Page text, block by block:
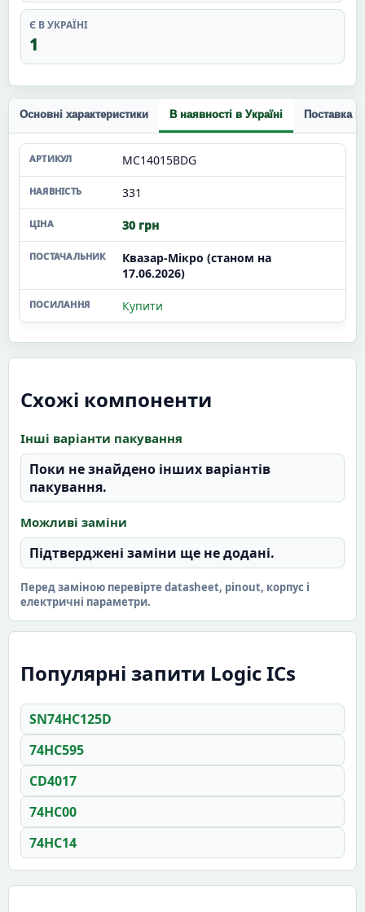
Є В УКРАЇНІ
1
Основні характеристики В наявності в Україні Поставка
MC14015BDG
331
30 грн
Квазар-Мікро (станом на
17.06.2026)
Купити
Схожі компоненти
Інші варіанти пакування
Поки не знайдено інших варіантів
пакування.
Можливі заміни
Підтверджені заміни ще не додані.
Перед заміною перевірте datasheet, pinout, корпус і
електричні параметри.
Популярні запити Logic ICs
SN74HC125D
74HC595
CD4017
74HC00
74HC14